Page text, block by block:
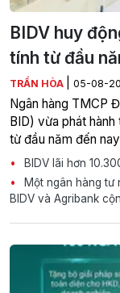
BIDV huy
tính từ đầu
TRẦN HÒA 05-08-
Ngân hàng TMCP
BID) vừa phát
từ đầu năm đến
BIDV lãi hơn
Một ngân hàng tư
BIDV và Agribank